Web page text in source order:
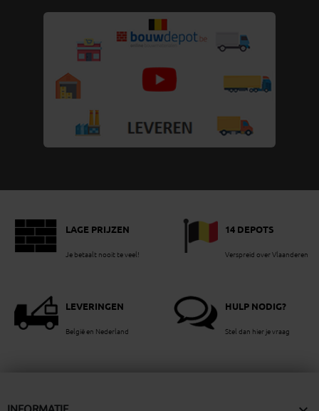
LAGE PRIJZEN
Je betaalt nooit te veel!
14 DEPOTS
Verspreid over Vlaanderen
LEVERINGEN
België en Nederland
HULP NODIG?
Stel dan hier je vraag